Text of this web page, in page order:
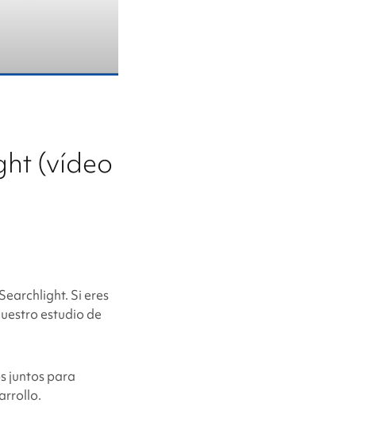
(vídeo
. Si eres
estudio de
juntos para